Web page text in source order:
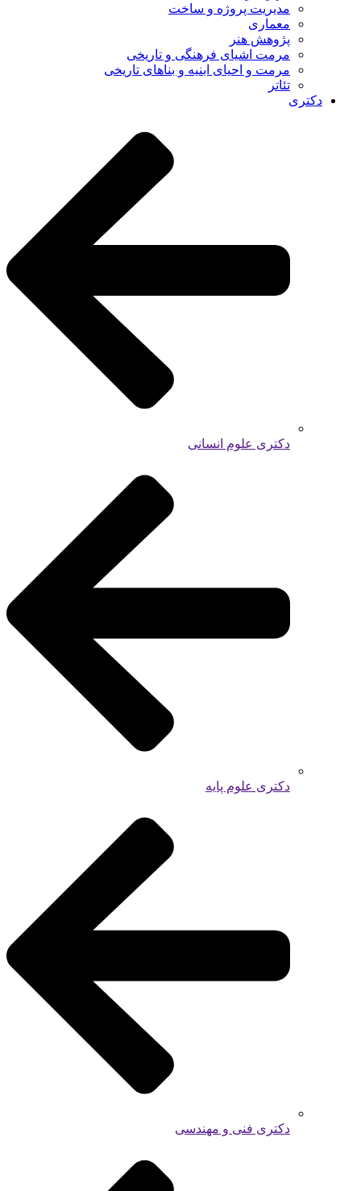
مدیریت پروژه و ساخت
معماری
پژوهش هنر
مرمت اشیای فرهنگی و تاریخی
مرمت و احیای ابنیه و بناهای تاریخی
تئاتر
دکتری
دکتری علوم انسانی
دکتری علوم پایه
دکتری فنی و مهندسی